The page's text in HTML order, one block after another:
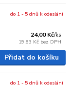
24,00 Kč/ks
19,83 Kč bez DPH
do 1 - 5 dnů k odeslání
Přidat do košíku
do 1 - 5 dnů k odeslání